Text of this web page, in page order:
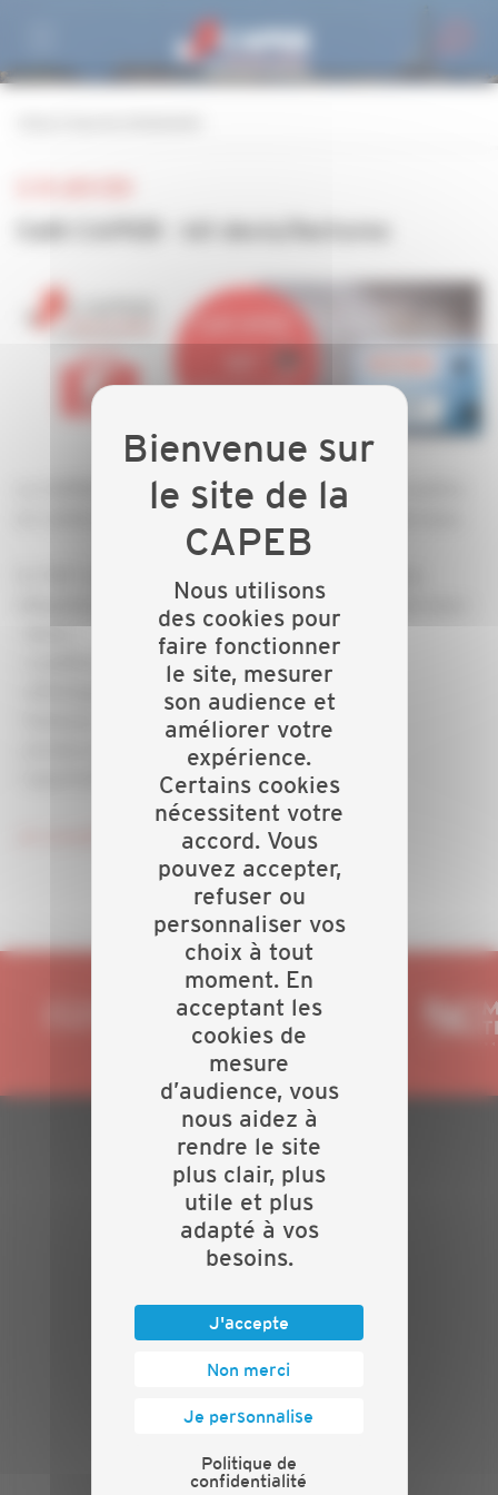
La CAPEB 29 a conçu un "KIT" pour vous aider à mettre
obligatoires de vos principaux documents commerciaux :
- condition générales,
- affichage des prix,
- procès-verbal de réception,
Je consulte l'invitation et je m'inscris !
PLAN DU SITE
Actualités
Evénements
Présentation
Nos services
Contact
INFORMATIONS
Crédits
Mentions légales
Politique de confidentialité
Nous utilisons
des cookies pour
faire fonctionner
le site, mesurer
son audience et
améliorer votre
expérience.
Certains cookies
nécessitent votre
accord. Vous
pouvez accepter,
refuser ou
personnaliser vos
choix à tout
moment. En
acceptant les
cookies de
mesure
d’audience, vous
nous aidez à
rendre le site
plus clair, plus
utile et plus
adapté à vos
besoins.
J'accepte
Non merci
Je personnalise
Politique de
confidentialité